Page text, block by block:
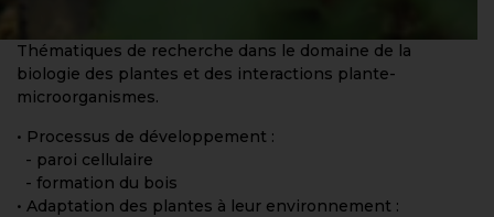
Thématiques de recherche dans le domaine de la
biologie des plantes et des interactions plante-
microorganismes.
• Processus de développement :
- paroi cellulaire
- formation du bois
• Adaptation des plantes à leur environnement :